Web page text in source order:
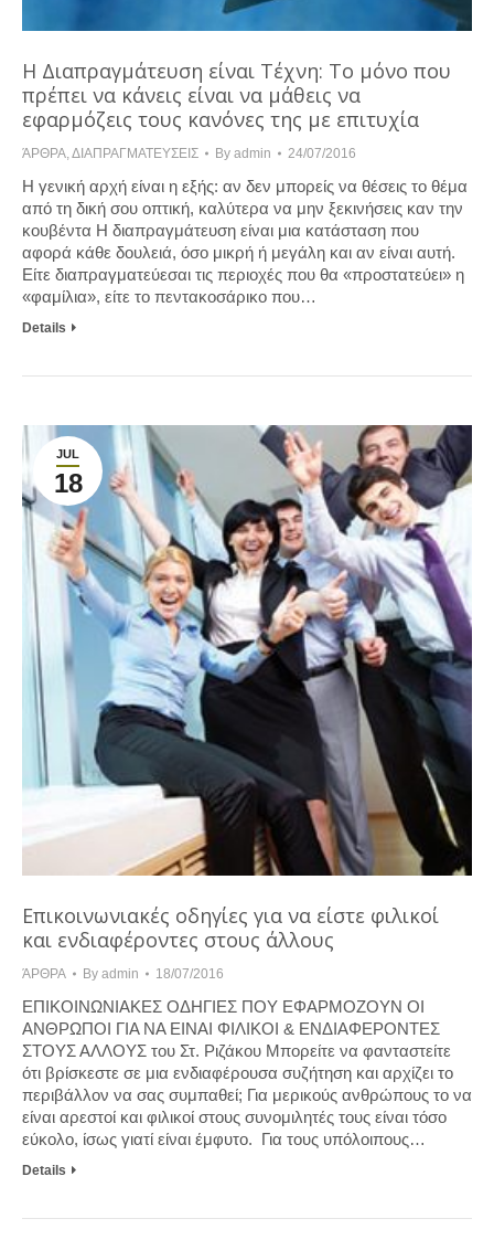
Η Διαπραγμάτευση είναι Τέχνη: Το μόνο που
πρέπει να κάνεις είναι να μάθεις να
εφαρμόζεις τους κανόνες της με επιτυχία
ΆΡΘΡΑ,ΔΙΑΠΡΑΓΜΑΤΕΥΣΕΙΣ By admin 24/07/2016
Η γενική αρχή είναι η εξής: αν δεν μπορείς να θέσεις το θέμα
από τη δική σου οπτική, καλύτερα να μην ξεκινήσεις καν την
κουβέντα Η διαπραγμάτευση είναι μια κατάσταση που
αφορά κάθε δουλειά, όσο μικρή ή μεγάλη και αν είναι αυτή.
Είτε διαπραγματεύεσαι τις περιοχές που θα «προστατεύει» η
«φαμίλια», είτε το πεντακοσάρικο που…
Details
JUL
18
Επικοινωνιακές οδηγίες για να είστε φιλικοί
και ενδιαφέροντες στους άλλους
ΆΡΘΡΑ By admin 18/07/2016
ΕΠΙΚΟΙΝΩΝΙΑΚΕΣ ΟΔΗΓΙΕΣ ΠΟΥ ΕΦΑΡΜΟΖΟΥΝ ΟΙ
ΑΝΘΡΩΠΟΙ ΓΙΑ ΝΑ ΕΙΝΑΙ ΦΙΛΙΚΟΙ & ΕΝΔΙΑΦΕΡΟΝΤΕΣ
ΣΤΟΥΣ ΑΛΛΟΥΣ του Στ. Ριζάκου Μπορείτε να φανταστείτε
ότι βρίσκεστε σε μια ενδιαφέρουσα συζήτηση και αρχίζει το
περιβάλλον να σας συμπαθεί; Για μερικούς ανθρώπους το να
είναι αρεστοί και φιλικοί στους συνομιλητές τους είναι τόσο
εύκολο, ίσως γιατί είναι έμφυτο. Για τους υπόλοιπους…
Details